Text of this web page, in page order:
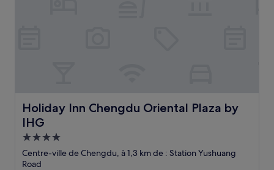
Holiday Inn Chengdu Oriental Plaza by
IHG
Holiday Inn Chengdu Oriental Plaza by IHG
Hébergement
4.0 étoiles
Centre-ville de Chengdu, à 1,3 km de : Station Yushuang
Road